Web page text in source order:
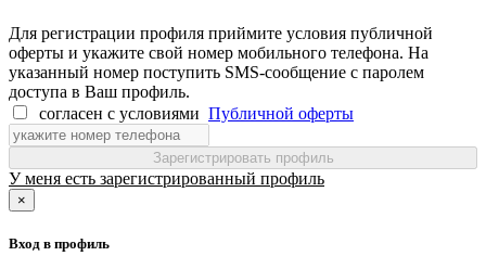
Для регистрации профиля приймите условия публичной
оферты и укажите свой номер мобильного телефона. На
указанный номер поступить SMS-сообщение с паролем
доступа в Ваш профиль.
согласен с условиями Публичной оферты
Зарегистрировать профиль
У меня есть зарегистрированный профиль
×
Вход в профиль